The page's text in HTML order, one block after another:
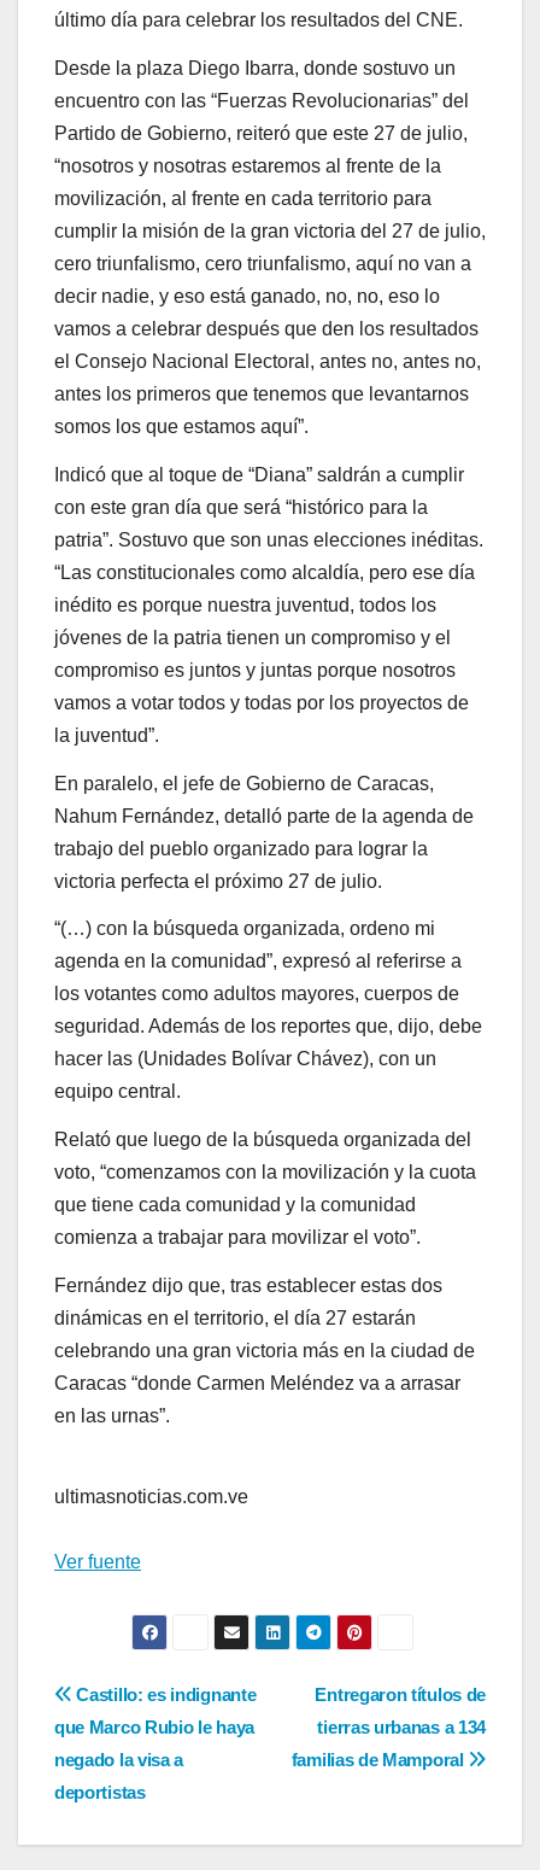
último día para celebrar los resultados del CNE.
Desde la plaza Diego Ibarra, donde sostuvo un
encuentro con las “Fuerzas Revolucionarias” del
Partido de Gobierno, reiteró que este 27 de julio,
“nosotros y nosotras estaremos al frente de la
movilización, al frente en cada territorio para
cumplir la misión de la gran victoria del 27 de julio,
cero triunfalismo, cero triunfalismo, aquí no van a
decir nadie, y eso está ganado, no, no, eso lo
vamos a celebrar después que den los resultados
el Consejo Nacional Electoral, antes no, antes no,
antes los primeros que tenemos que levantarnos
somos los que estamos aquí”.
Indicó que al toque de “Diana” saldrán a cumplir
con este gran día que será “histórico para la
patria”. Sostuvo que son unas elecciones inéditas.
“Las constitucionales como alcaldía, pero ese día
inédito es porque nuestra juventud, todos los
jóvenes de la patria tienen un compromiso y el
compromiso es juntos y juntas porque nosotros
vamos a votar todos y todas por los proyectos de
la juventud”.
En paralelo, el jefe de Gobierno de Caracas,
Nahum Fernández, detalló parte de la agenda de
trabajo del pueblo organizado para lograr la
victoria perfecta el próximo 27 de julio.
“(…) con la búsqueda organizada, ordeno mi
agenda en la comunidad”, expresó al referirse a
los votantes como adultos mayores, cuerpos de
seguridad. Además de los reportes que, dijo, debe
hacer las (Unidades Bolívar Chávez), con un
equipo central.
Relató que luego de la búsqueda organizada del
voto, “comenzamos con la movilización y la cuota
que tiene cada comunidad y la comunidad
comienza a trabajar para movilizar el voto”.
Fernández dijo que, tras establecer estas dos
dinámicas en el territorio, el día 27 estarán
celebrando una gran victoria más en la ciudad de
Caracas “donde Carmen Meléndez va a arrasar
en las urnas”.
ultimasnoticias.com.ve
Ver fuente
Navegación
de
entradas
Entregaron títulos de
tierras urbanas a 134
familias de Mamporal
Castillo: es indignante
que Marco Rubio le haya
negado la visa a
deportistas